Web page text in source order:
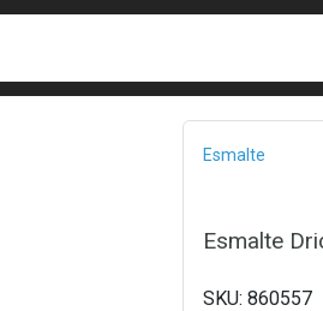
Esmalte
Esmalte
860557